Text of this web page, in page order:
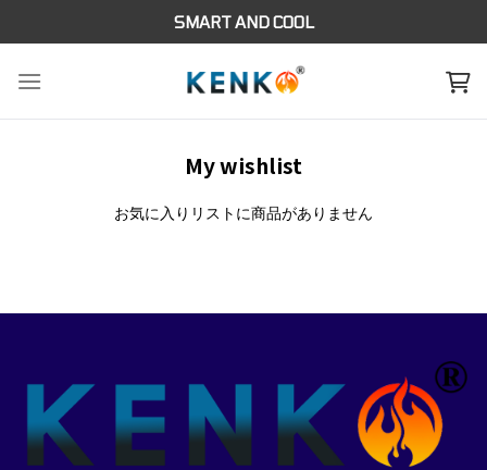
to
SMART AND COOL
My wishlist
お気に入りリストに商品がありません